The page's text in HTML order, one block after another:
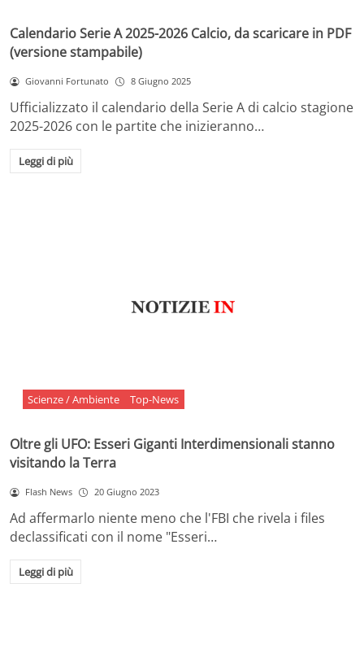
Calendario Serie A 2025-2026 Calcio, da scaricare in PDF
(versione stampabile)
Giovanni Fortunato 8 Giugno 2025
Ufficializzato il calendario della Serie A di calcio stagione
2025-2026 con le partite che inizieranno…
Leggi di più
Scienze / Ambiente Top-News
Oltre gli UFO: Esseri Giganti Interdimensionali stanno
visitando la Terra
Flash News 20 Giugno 2023
Ad affermarlo niente meno che l'FBI che rivela i files
declassificati con il nome "Esseri…
Leggi di più